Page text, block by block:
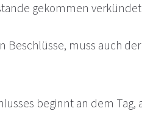
gekommen
muss auch
beginnt an dem